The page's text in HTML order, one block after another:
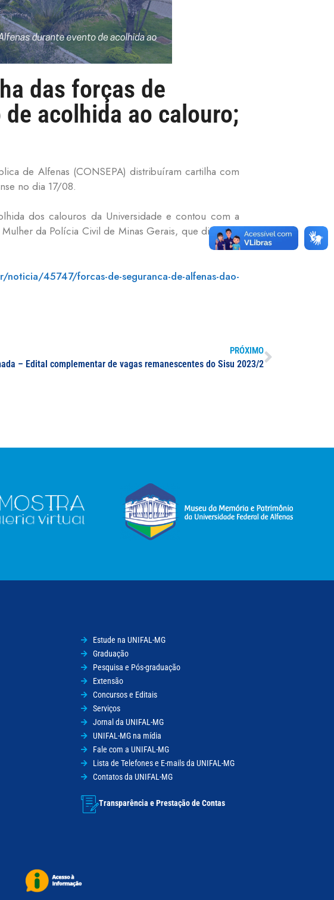
das forças de
acolhida ao calouro;
de Alfenas (CONSEPA) distribuíram cartilha com
no dia 17/08.
dos calouros da Universidade e contou com a
da Polícia Civil de Minas Gerais, que dialogou
noticia/45747/forcas-de-seguranca-de-alfenas-dao-
PRÓXIMO
– Edital complementar de vagas remanescentes do Sisu 2023/2
Estude na UNIFAL-MG
Graduação
Pesquisa e Pós-graduação
Extensão
Concursos e Editais
Serviços
Jornal da UNIFAL-MG
UNIFAL-MG na mídia
Fale com a UNIFAL-MG
Lista de Telefones e E-mails da UNIFAL-MG
Contatos da UNIFAL-MG
Transparência e Prestação de Contas